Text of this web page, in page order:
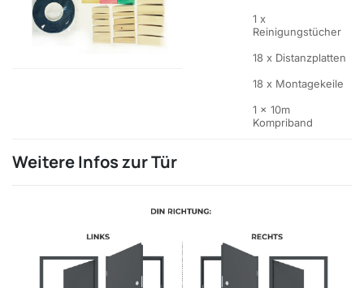
1 x
Reinigungstücher
18 x Distanzplatten
18 x Montagekeile
1 x 10m
Kompriband
Weitere Infos zur Tür